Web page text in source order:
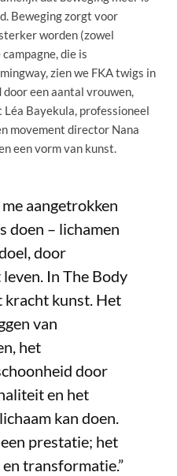
Beweging zorgt voor
worden (zowel
die is
zien we FKA twigs in
een aantal vrouwen,
Bayekula, professioneel
movement director Nana
een vorm van kunst.
aangetrokken
doen – lichamen
door
In The Body
kunst. Het
van
het
door
en het
kan doen.
prestatie; het
transformatie.”